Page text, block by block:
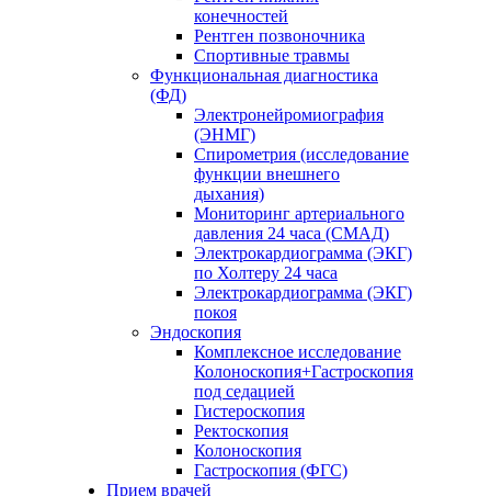
конечностей
Рентген позвоночника
Спортивные травмы
Функциональная диагностика
(ФД)
Электронейромиография
(ЭНМГ)
Спирометрия (исследование
функции внешнего
дыхания)
Мониторинг артериального
давления 24 часа (СМАД)
Электрокардиограмма (ЭКГ)
по Холтеру 24 часа
Электрокардиограмма (ЭКГ)
покоя
Эндоскопия
Комплексное исследование
Колоноскопия+Гастроскопия
под седацией
Гистероскопия
Ректоскопия
Колоноскопия
Гастроскопия (ФГС)
Прием врачей